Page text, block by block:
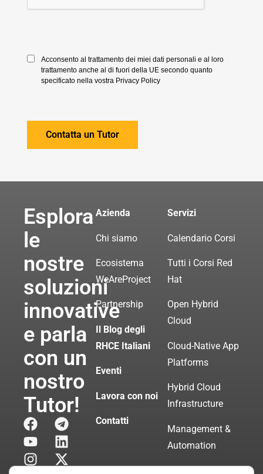
Acconsento al trattamento dei miei dati personali e al loro
trattamento anche al di fuori della UE secondo quanto
specificato nella vostra Privacy Policy
Esplora
le
nostre
soluzioni
innovative
e parla
con un
nostro
Tutor!
Azienda
Chi siamo
Ecosistema
WeAreProject
Partnership
Il Blog degli
RHCE Italiani
Eventi
Lavora con noi
Contatti
Servizi
Calendario Corsi
Tutti i Corsi Red
Hat
Open Hybrid
Cloud
Cloud-Native App
Platforms
Hybrid Cloud
Infrastructure
Management &
Automation
Servizi di